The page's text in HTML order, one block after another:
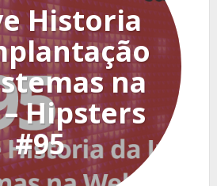
Historia
na
Hipsters
#95